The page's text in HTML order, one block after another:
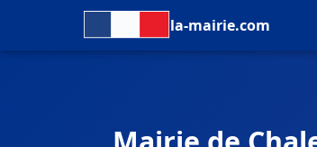
la-mairie.com